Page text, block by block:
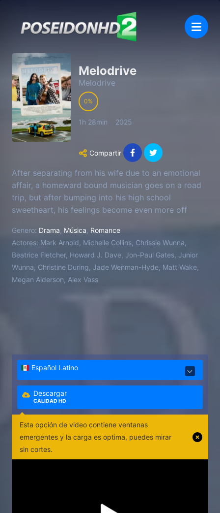
Melodrive
Melodrive
0
1h 28min 2025
Compartir
After separating from his wife due to an emotional
affair, a homeward bound musician goes on a road
trip, but after bumping into his high school
sweetheart, his feelings become even more off
Genero: Drama Música Romance
Actores: Mark Arnold, Michelle Collins, Chrissie Wunna,
Beatrice Fletcher, Howard J. Dave, Jon-Paul Gates, Junior
Wunna, Christine During, Jade Wenman-Hyde, Matt Wake,
Megan Alderson, Alex Vass
Español Latino
Descargar
CALIDAD HD
Esta opción de video contiene ventanas
emergentes y la carga es optima, puedes mirar
sin cortes.